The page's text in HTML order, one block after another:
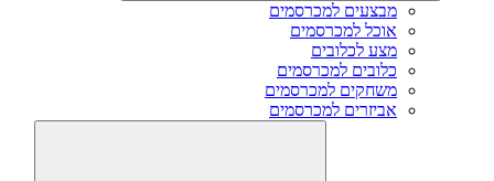
מבצעים למכרסמים
אוכל למכרסמים
מצע לכלובים
כלובים למכרסמים
משחקים למכרסמים
אביזרים למכרסמים